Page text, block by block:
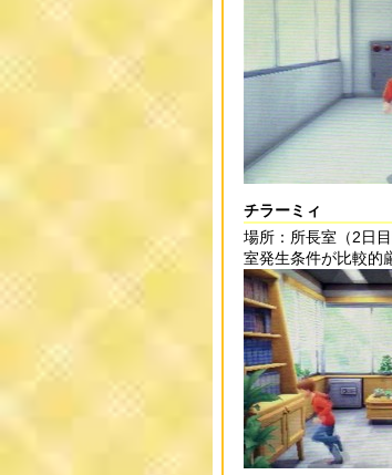
チラーミィ
場所：所長室（2日目
室発生条件が比較的